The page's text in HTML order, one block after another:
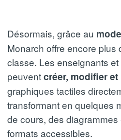
Désormais, grâce au mode
Monarch offre encore plus
classe. Les enseignants
peuventcréer, modifier
graphiques tactiles
transformant en quelques
de cours, des
formats accessibles.